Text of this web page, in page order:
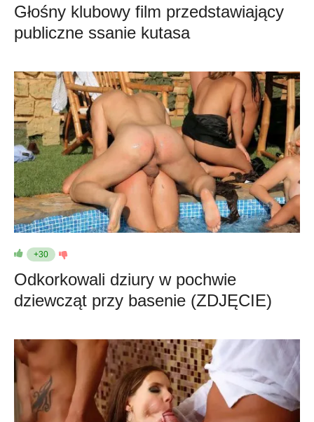
Głośny klubowy film przedstawiający
publiczne ssanie kutasa
+30
Odkorkowali dziury w pochwie
dziewcząt przy basenie (ZDJĘCIE)